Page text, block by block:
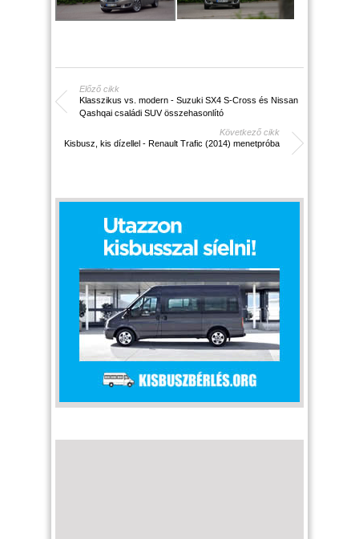
Előző cikk
Klasszikus vs. modern - Suzuki SX4 S-Cross és Nissan
Qashqai családi SUV összehasonlító
Következő cikk
Kisbusz, kis dízellel - Renault Trafic (2014) menetpróba